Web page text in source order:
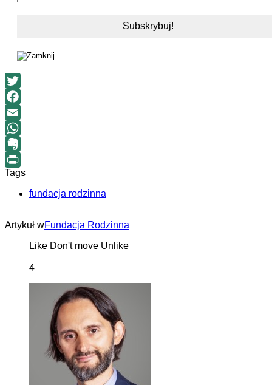
Twitter
Facebook
Email
WhatsApp
Evernote
Print
Tags
fundacja rodzinna
Artykuł wFundacja Rodzinna
Like Don't move Unlike
4